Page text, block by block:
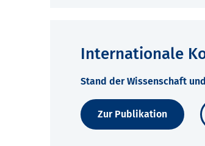
Internationale
Stand der Wissenschaft
Zur Publikation